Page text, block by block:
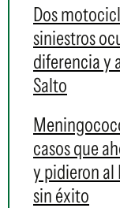
Dos
siniestros
diferencia y
Salto
casos que
y pidieron al
sin éxito